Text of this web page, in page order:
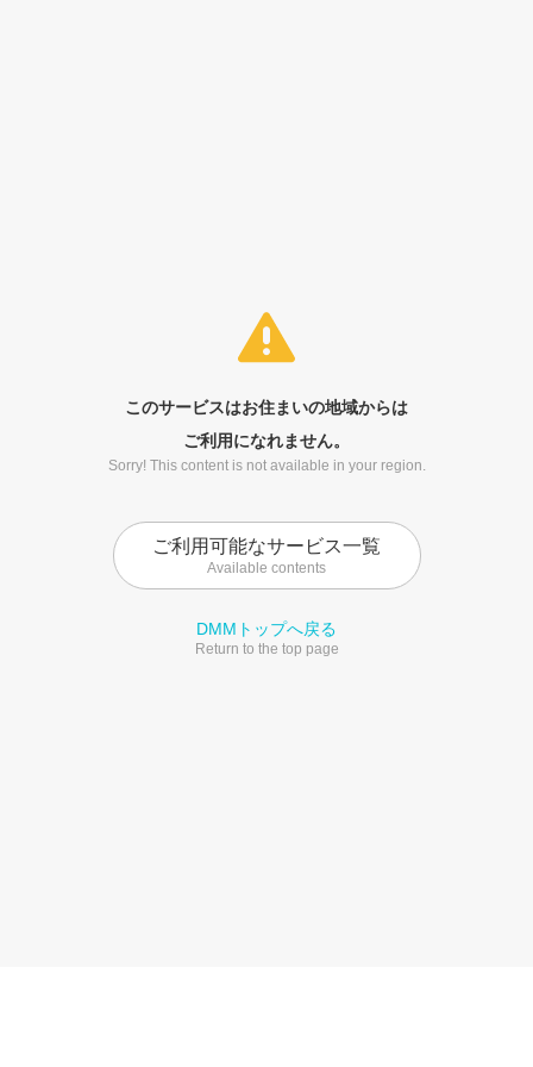
このサービスはお住まいの地域からは
ご利用になれません。
Sorry! This content is not available in your region.
ご利用可能なサービス一覧
Available contents
DMMトップへ戻る
Return to the top page